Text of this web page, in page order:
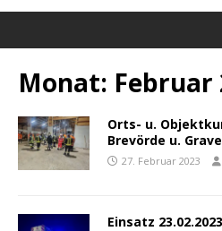
Monat: Februar
Orts- u.
Brevörde u. Grave
27. Februar 2023
Einsatz